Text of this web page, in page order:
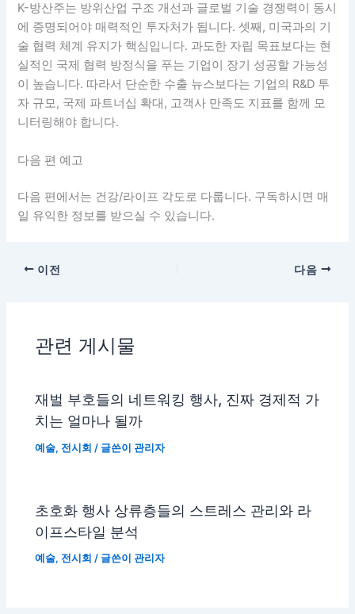
K-방산주는 방위산업 구조 개선과 글로벌 기술 경쟁력이 동시
에 증명되어야 매력적인 투자처가 됩니다. 셋째, 미국과의 기
술 협력 체계 유지가 핵심입니다. 과도한 자립 목표보다는 현
실적인 국제 협력 방정식을 푸는 기업이 장기 성공할 가능성
이 높습니다. 따라서 단순한 수출 뉴스보다는 기업의 R&D 투
자 규모, 국제 파트너십 확대, 고객사 만족도 지표를 함께 모
니터링해야 합니다.
다음 편 예고
다음 편에서는 건강/라이프 각도로 다룹니다. 구독하시면 매
일 유익한 정보를 받으실 수 있습니다.
이전 다음
관련 게시물
재벌 부호들의 네트워킹 행사, 진짜 경제적 가
치는 얼마나 될까
예술, 전시회 / 글쓴이관리자
초호화 행사 상류층들의 스트레스 관리와 라
이프스타일 분석
예술, 전시회 / 글쓴이관리자